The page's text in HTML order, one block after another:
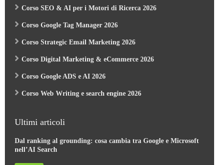
Corso SEO & AI per i Motori di Ricerca 2026
Corso Google Tag Manager 2026
Corso Strategic Email Marketing 2026
Corso Digital Marketing & eCommerce 2026
Corso Google ADS e AI 2026
Corso Web Writing e search engine 2026
Ultimi articoli
Dal ranking al grounding: cosa cambia tra Google e Microsoft
nell’AI Search